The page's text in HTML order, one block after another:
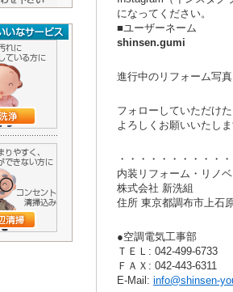
になってください。
■ユーザーネーム
shinsen.gumi
進行中のリフォーム写
フォローしていただけ
よろしくお願いいたしま
・・・・・・・・・・
内装リフォーム・リノ
株式会社 新洗組
住所 東京都調布市上石
●空調電気工事部
ＴＥＬ: 042-499-6733
ＦＡＸ: 042-443-6311
E-Mail: info@shinsen-